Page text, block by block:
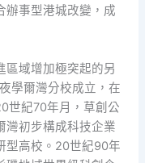
辦事型港城改變，成
區域增加極突起的另
學爾灣分校成立，在
世紀70年月，草創公
灣初步構成科技企業
型高校。20世紀90年